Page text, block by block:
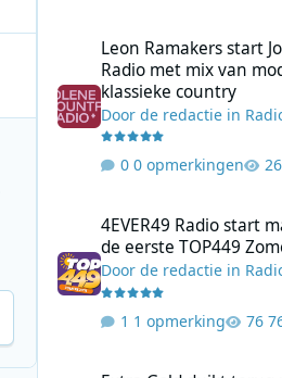
Leon Ramakers start
Radio met mix van
klassieke country
Door de redactiein
0 opmerkingen
4EVER49 Radio start
de eerste TOP449
Door de redactiein
1 opmerking
Extra Gold duikt terug naar